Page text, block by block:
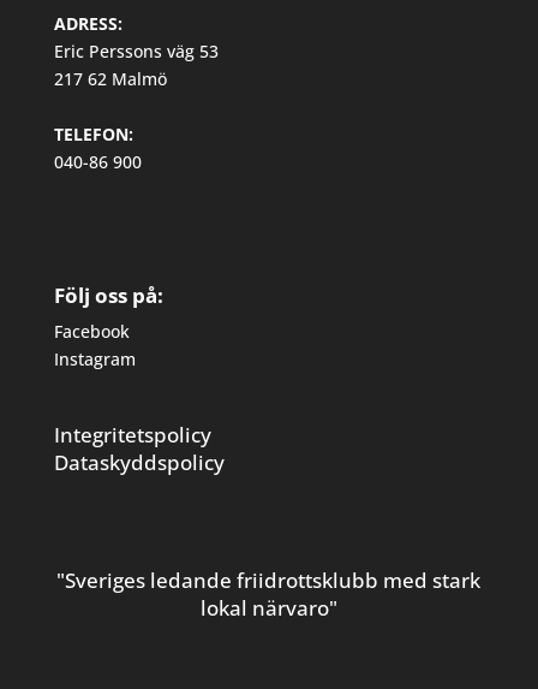
ADRESS:
Eric Perssons väg 53
217 62 Malmö
TELEFON:
040-86 900
Följ oss på:
Facebook
Instagram
Integritetspolicy
Dataskyddspolicy
"Sveriges ledande friidrottsklubb med stark
lokal närvaro"